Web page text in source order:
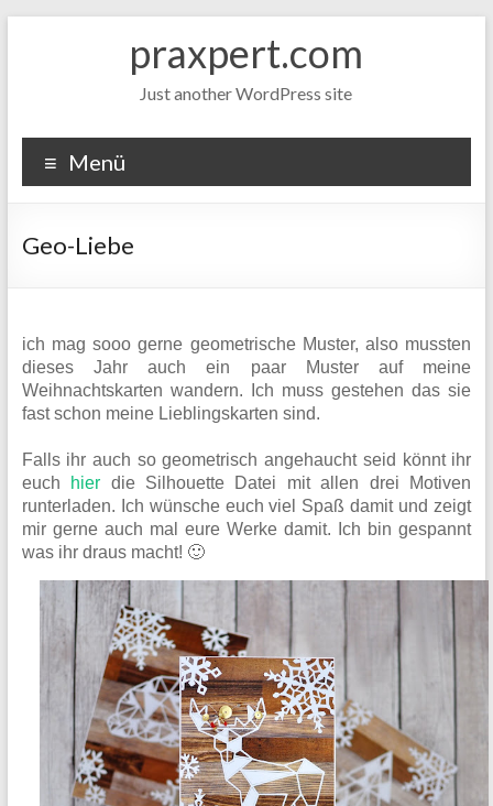
praxpert.com
Just another WordPress site
Menü
Geo-Liebe
ich mag sooo gerne geometrische Muster, also mussten
dieses Jahr auch ein paar Muster auf meine
Weihnachtskarten wandern. Ich muss gestehen das sie
fast schon meine Lieblingskarten sind.
Falls ihr auch so geometrisch angehaucht seid könnt ihr
euch
hier die Silhouette Datei mit allen drei Motiven
runterladen. Ich wünsche euch viel Spaß damit und zeigt
mir gerne auch mal eure Werke damit. Ich bin gespannt
was ihr draus macht! 🙂